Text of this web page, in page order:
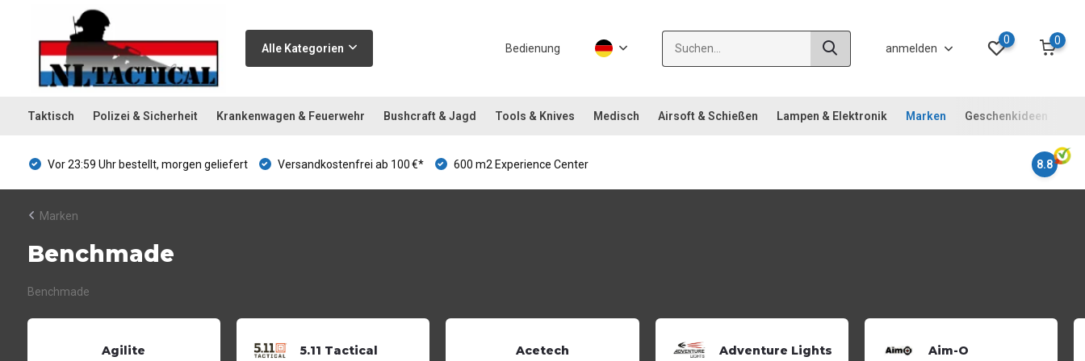
Alle Kategorien Bedienung anmelden
0 0
Taktisch Polizei & Sicherheit Krankenwagen & Feuerwehr Bushcraft & Jagd Tools & Knives Medisch Airsoft & Schießen Lampen & Elektronik Marken Geschenkideen
Vor 23:59 Uhr bestellt, morgen geliefert Versandkostenfrei ab 100 €* 600 m2 Experience Center 8.8
Marken
Benchmade
Benchmade
Agilite 5.11 Tactical Acetech Adventure Lights Aim-O